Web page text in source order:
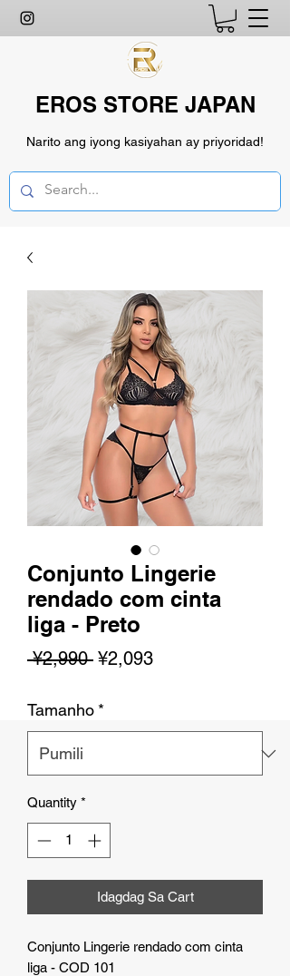
EROS STORE JAPAN
Narito ang iyong kasiyahan ay priyoridad!
Conjunto Lingerie
rendado com cinta
liga - Preto
¥2,990 Regular
Presyo
¥2,093Sale
Tamanho *
Quantity *
Idagdag Sa Cart
Conjunto Lingerie rendado com cinta
liga - COD 101